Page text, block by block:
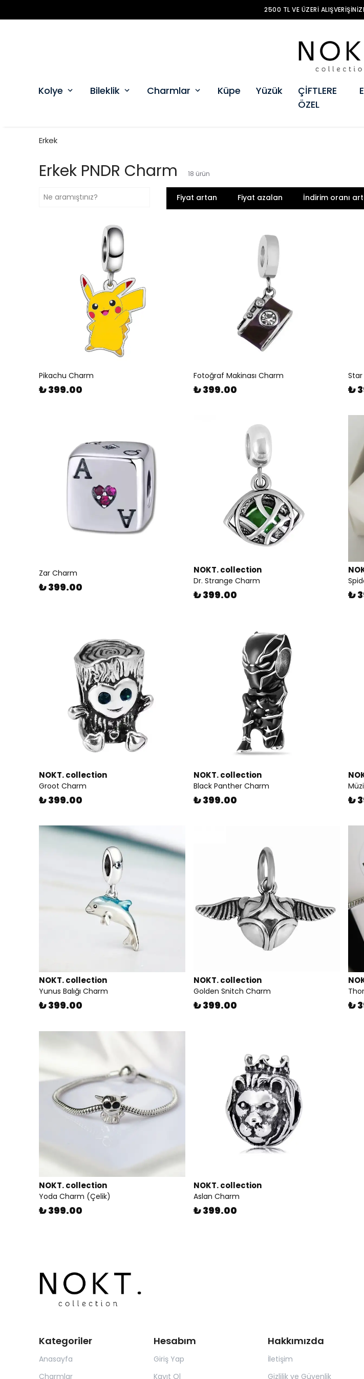
2500 TL VE ÜZERI
Kolye Bileklik Charmlar Küpe Yüzük
ÇİFTLERE
ÖZEL
Erkek
Erkek PNDR Charm 18 ürün
Fiyat artan Fiyat azalan İndirim oranı
Pikachu Charm
₺ 399.00
Fotoğraf Makinası Charm
₺ 399.00 ₺
Zar Charm
₺ 399.00
NOKT. collection
Dr. Strange Charm
₺ 399.00 ₺
NOKT. collection
Groot Charm
₺ 399.00
NOKT. collection
Black Panther Charm
₺ 399.00 ₺
NOKT. collection
Yunus Balığı Charm
₺ 399.00
NOKT. collection
Golden Snitch Charm
₺ 399.00 ₺
NOKT. collection
Yoda Charm (Çelik)
₺ 399.00
NOKT. collection
Aslan Charm
₺ 399.00
Kategoriler
Anasayfa
Charmlar
Hesabım
Giriş Yap
Kayıt Ol
Hakkımızda
İletişim
Gizlilik ve Güvenlik